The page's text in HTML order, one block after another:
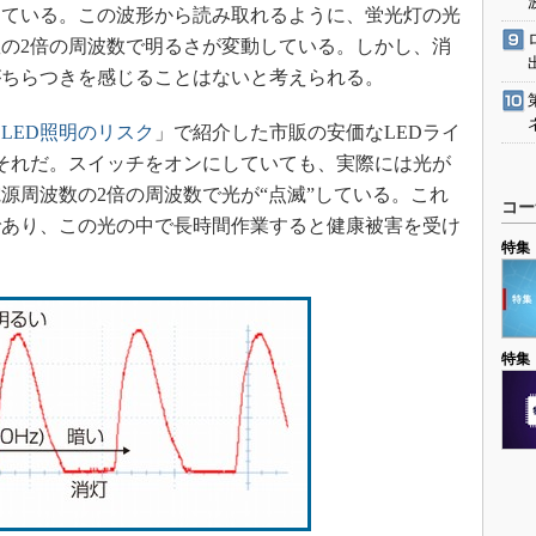
る。この波形から読み取れるように、蛍光灯の光
2倍の周波数で明るさが変動している。しかし、消
らつきを感じることはないと考えられる。
LED照明のリスク 」で紹介した市販の安価なLEDライ
れだ。スイッチをオンにしていても、実際には光が
周波数の2倍の周波数で光が“点滅”している。これ
り、この光の中で長時間作業すると健康被害を受け
コ
特集
特集